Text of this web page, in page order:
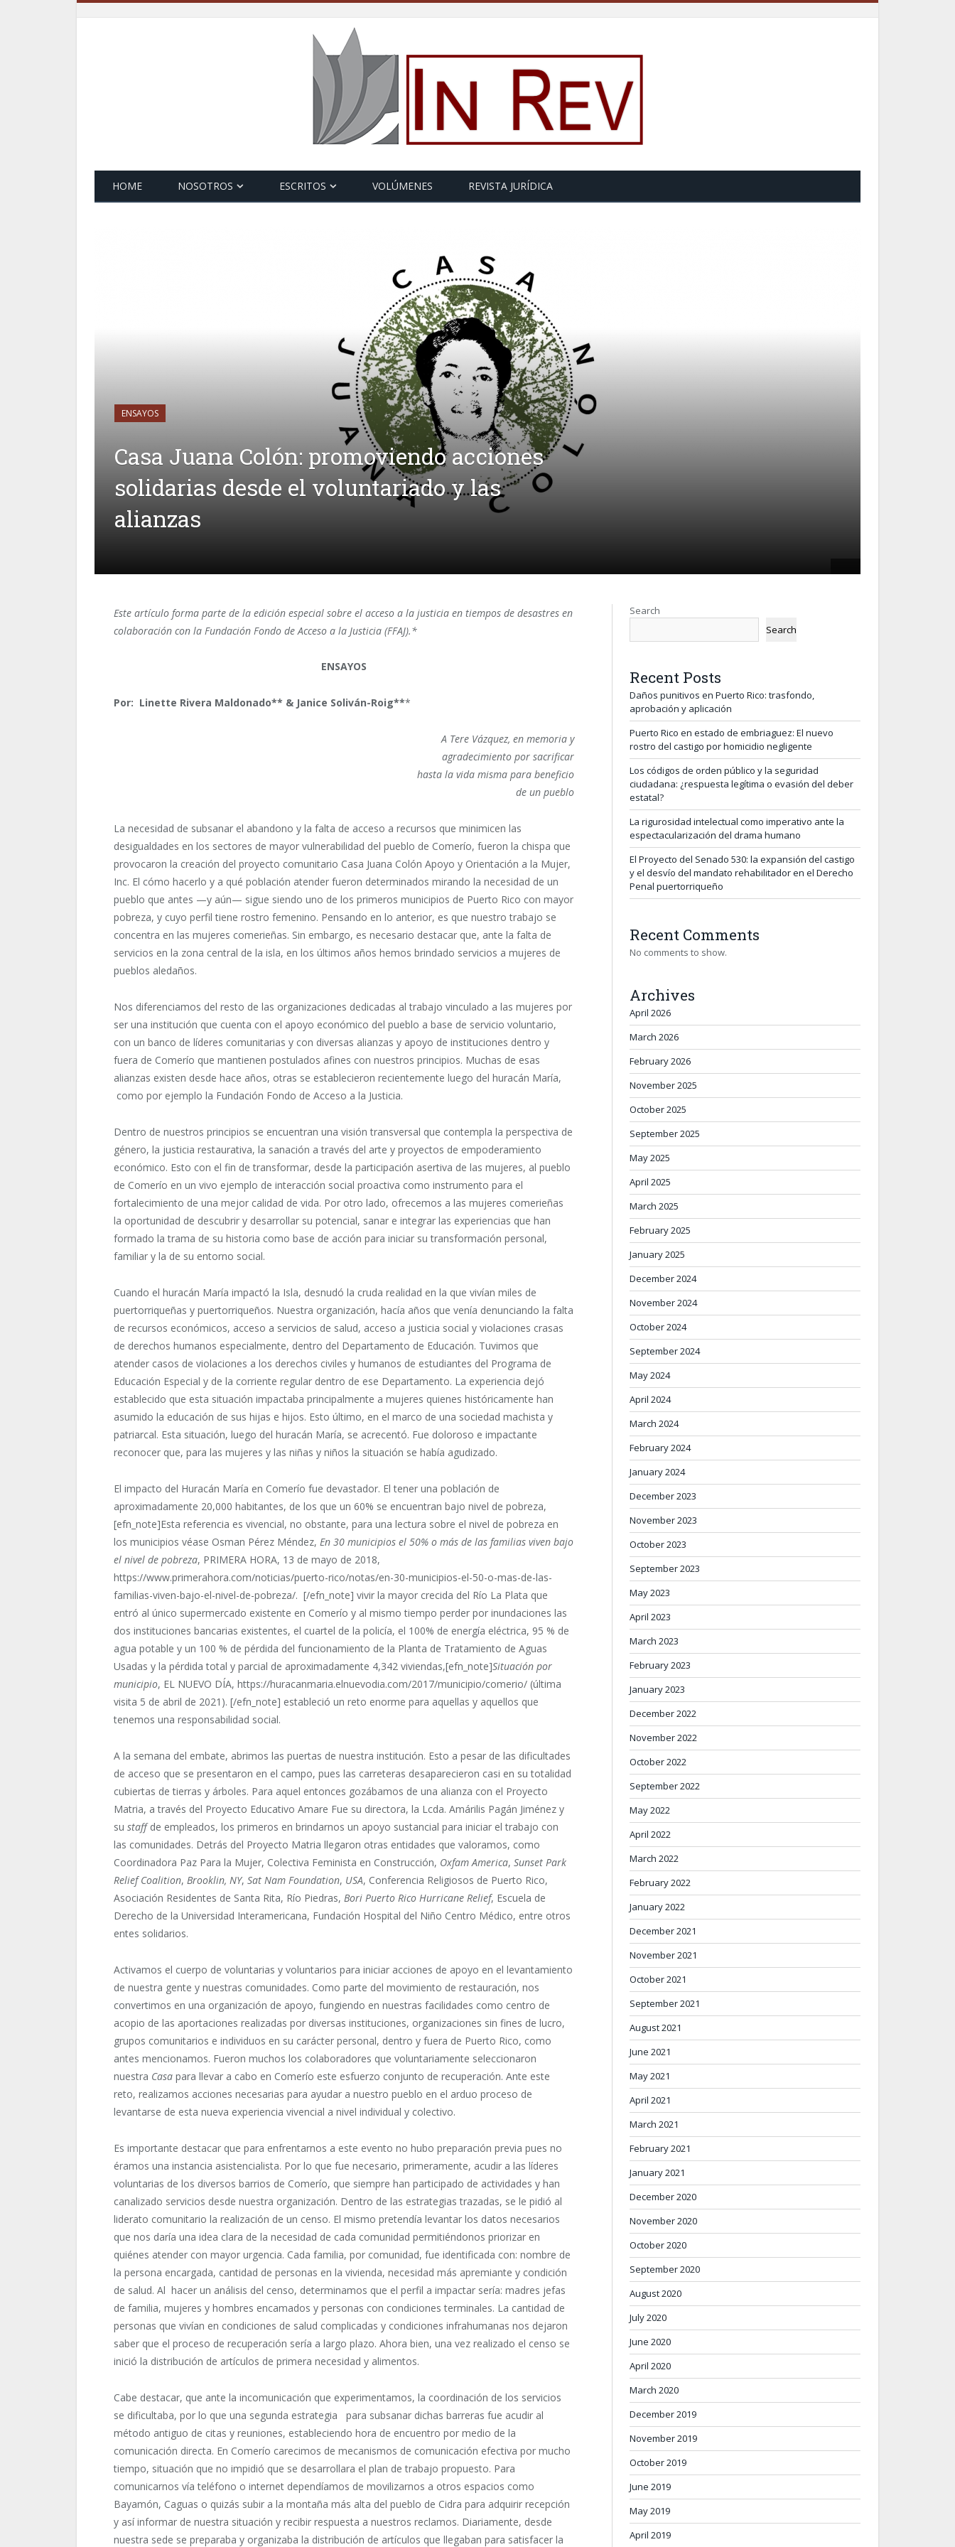
HOME NOSOTROS ESCRITOS VOLÚMENES REVISTA JURÍDICA
ENSAYOS
Casa Juana Colón: promoviendo acciones
solidarias desde el voluntariado y las
alianzas
Este artículo forma parte de la edición especial sobre el acceso a la justicia en tiempos de desastres en
colaboración con la Fundación Fondo de Acceso a la Justicia (FFAJ).*
ENSAYOS
Por: Linette Rivera Maldonado** & Janice Soliván-Roig***
A Tere Vázquez, en memoria y
agradecimiento por sacrificar
hasta la vida misma para beneficio
de un pueblo
La necesidad de subsanar el abandono y la falta de acceso a recursos que minimicen las
desigualdades en los sectores de mayor vulnerabilidad del pueblo de Comerío, fueron la chispa que
provocaron la creación del proyecto comunitario Casa Juana Colón Apoyo y Orientación a la Mujer,
Inc. El cómo hacerlo y a qué población atender fueron determinados mirando la necesidad de un
pueblo que antes —y aún— sigue siendo uno de los primeros municipios de Puerto Rico con mayor
pobreza, y cuyo perfil tiene rostro femenino. Pensando en lo anterior, es que nuestro trabajo se
concentra en las mujeres comerieñas. Sin embargo, es necesario destacar que, ante la falta de
servicios en la zona central de la isla, en los últimos años hemos brindado servicios a mujeres de
pueblos aledaños.
Nos diferenciamos del resto de las organizaciones dedicadas al trabajo vinculado a las mujeres por
ser una institución que cuenta con el apoyo económico del pueblo a base de servicio voluntario,
con un banco de líderes comunitarias y con diversas alianzas y apoyo de instituciones dentro y
fuera de Comerío que mantienen postulados afines con nuestros principios. Muchas de esas
alianzas existen desde hace años, otras se establecieron recientemente luego del huracán María,
como por ejemplo la Fundación Fondo de Acceso a la Justicia.
Dentro de nuestros principios se encuentran una visión transversal que contempla la perspectiva de
género, la justicia restaurativa, la sanación a través del arte y proyectos de empoderamiento
económico. Esto con el fin de transformar, desde la participación asertiva de las mujeres, al pueblo
de Comerío en un vivo ejemplo de interacción social proactiva como instrumento para el
fortalecimiento de una mejor calidad de vida. Por otro lado, ofrecemos a las mujeres comerieñas
la oportunidad de descubrir y desarrollar su potencial, sanar e integrar las experiencias que han
formado la trama de su historia como base de acción para iniciar su transformación personal,
familiar y la de su entorno social.
Cuando el huracán María impactó la Isla, desnudó la cruda realidad en la que vivían miles de
puertorriqueñas y puertorriqueños. Nuestra organización, hacía años que venía denunciando la falta
de recursos económicos, acceso a servicios de salud, acceso a justicia social y violaciones crasas
de derechos humanos especialmente, dentro del Departamento de Educación. Tuvimos que
atender casos de violaciones a los derechos civiles y humanos de estudiantes del Programa de
Educación Especial y de la corriente regular dentro de ese Departamento. La experiencia dejó
establecido que esta situación impactaba principalmente a mujeres quienes históricamente han
asumido la educación de sus hijas e hijos. Esto último, en el marco de una sociedad machista y
patriarcal. Esta situación, luego del huracán María, se acrecentó. Fue doloroso e impactante
reconocer que, para las mujeres y las niñas y niños la situación se había agudizado.
El impacto del Huracán María en Comerío fue devastador. El tener una población de
aproximadamente 20,000 habitantes, de los que un 60% se encuentran bajo nivel de pobreza,
[efn_note]Esta referencia es vivencial, no obstante, para una lectura sobre el nivel de pobreza en
los municipios véase Osman Pérez Méndez,En 30 municipios el 50% o más de las familias viven bajo
el nivel de pobreza, PRIMERA HORA, 13 de mayo de 2018,
https://www.primerahora.com/noticias/puerto-rico/notas/en-30-municipios-el-50-o-mas-de-las-
familias-viven-bajo-el-nivel-de-pobreza/. [/efn_note] vivir la mayor crecida del Río La Plata que
entró al único supermercado existente en Comerío y al mismo tiempo perder por inundaciones las
dos instituciones bancarias existentes, el cuartel de la policía, el 100% de energía eléctrica, 95 % de
agua potable y un 100 % de pérdida del funcionamiento de la Planta de Tratamiento de Aguas
Usadas y la pérdida total y parcial de aproximadamente 4,342 viviendas,[efn_note]Situación por
municipio, EL NUEVO DÍA, https://huracanmaria.elnuevodia.com/2017/municipio/comerio/ (última
visita 5 de abril de 2021). [/efn_note] estableció un reto enorme para aquellas y aquellos que
tenemos una responsabilidad social.
A la semana del embate, abrimos las puertas de nuestra institución. Esto a pesar de las dificultades
de acceso que se presentaron en el campo, pues las carreteras desaparecieron casi en su totalidad
cubiertas de tierras y árboles. Para aquel entonces gozábamos de una alianza con el Proyecto
Matria, a través del Proyecto Educativo Amare Fue su directora, la Lcda. Amárilis Pagán Jiménez y
sustaffde empleados, los primeros en brindarnos un apoyo sustancial para iniciar el trabajo con
las comunidades. Detrás del Proyecto Matria llegaron otras entidades que valoramos, como
Coordinadora Paz Para la Mujer, Colectiva Feminista en Construcción, Oxfam America,Sunset Park
Relief Coalition,Brooklin, NY,Sat Nam Foundation, USA, Conferencia Religiosos de Puerto Rico,
Asociación Residentes de Santa Rita, Río Piedras,Bori Puerto Rico Hurricane Relief, Escuela de
Derecho de la Universidad Interamericana, Fundación Hospital del Niño Centro Médico, entre otros
entes solidarios.
Activamos el cuerpo de voluntarias y voluntarios para iniciar acciones de apoyo en el levantamiento
de nuestra gente y nuestras comunidades. Como parte del movimiento de restauración, nos
convertimos en una organización de apoyo, fungiendo en nuestras facilidades como centro de
acopio de las aportaciones realizadas por diversas instituciones, organizaciones sin fines de lucro,
grupos comunitarios e individuos en su carácter personal, dentro y fuera de Puerto Rico, como
antes mencionamos. Fueron muchos los colaboradores que voluntariamente seleccionaron
nuestra Casa para llevar a cabo en Comerío este esfuerzo conjunto de recuperación. Ante este
reto, realizamos acciones necesarias para ayudar a nuestro pueblo en el arduo proceso de
levantarse de esta nueva experiencia vivencial a nivel individual y colectivo.
Es importante destacar que para enfrentarnos a este evento no hubo preparación previa pues no
éramos una instancia asistencialista. Por lo que fue necesario, primeramente, acudir a las líderes
voluntarias de los diversos barrios de Comerío, que siempre han participado de actividades y han
canalizado servicios desde nuestra organización. Dentro de las estrategias trazadas, se le pidió al
liderato comunitario la realización de un censo. El mismo pretendía levantar los datos necesarios
que nos daría una idea clara de la necesidad de cada comunidad permitiéndonos priorizar en
quiénes atender con mayor urgencia. Cada familia, por comunidad, fue identificada con: nombre de
la persona encargada, cantidad de personas en la vivienda, necesidad más apremiante y condición
de salud. Al hacer un análisis del censo, determinamos que el perfil a impactar sería: madres jefas
de familia, mujeres y hombres encamados y personas con condiciones terminales. La cantidad de
personas que vivían en condiciones de salud complicadas y condiciones infrahumanas nos dejaron
saber que el proceso de recuperación sería a largo plazo. Ahora bien, una vez realizado el censo se
inició la distribución de artículos de primera necesidad y alimentos.
Cabe destacar, que ante la incomunicación que experimentamos, la coordinación de los servicios
se dificultaba, por lo que una segunda estrategia para subsanar dichas barreras fue acudir al
método antiguo de citas y reuniones, estableciendo hora de encuentro por medio de la
comunicación directa. En Comerío carecimos de mecanismos de comunicación efectiva por mucho
tiempo, situación que no impidió que se desarrollara el plan de trabajo propuesto. Para
comunicarnos vía teléfono o internet dependíamos de movilizarnos a otros espacios como
Bayamón, Caguas o quizás subir a la montaña más alta del pueblo de Cidra para adquirir recepción
y así informar de nuestra situación y recibir respuesta a nuestros reclamos. Diariamente, desde
nuestra sede se preparaba y organizaba la distribución de artículos que llegaban para satisfacer la
Search
Search
Recent Posts
Daños punitivos en Puerto Rico: trasfondo,
aprobación y aplicación
Puerto Rico en estado de embriaguez: El nuevo
rostro del castigo por homicidio negligente
Los códigos de orden público y la seguridad
ciudadana: ¿respuesta legítima o evasión del deber
estatal?
La rigurosidad intelectual como imperativo ante la
espectacularización del drama humano
El Proyecto del Senado 530: la expansión del castigo
y el desvío del mandato rehabilitador en el Derecho
Penal puertorriqueño
Recent Comments
No comments to show.
Archives
April 2026
March 2026
February 2026
November 2025
October 2025
September 2025
May 2025
April 2025
March 2025
February 2025
January 2025
December 2024
November 2024
October 2024
September 2024
May 2024
April 2024
March 2024
February 2024
January 2024
December 2023
November 2023
October 2023
September 2023
May 2023
April 2023
March 2023
February 2023
January 2023
December 2022
November 2022
October 2022
September 2022
May 2022
April 2022
March 2022
February 2022
January 2022
December 2021
November 2021
October 2021
September 2021
August 2021
June 2021
May 2021
April 2021
March 2021
February 2021
January 2021
December 2020
November 2020
October 2020
September 2020
August 2020
July 2020
June 2020
April 2020
March 2020
December 2019
November 2019
October 2019
June 2019
May 2019
April 2019